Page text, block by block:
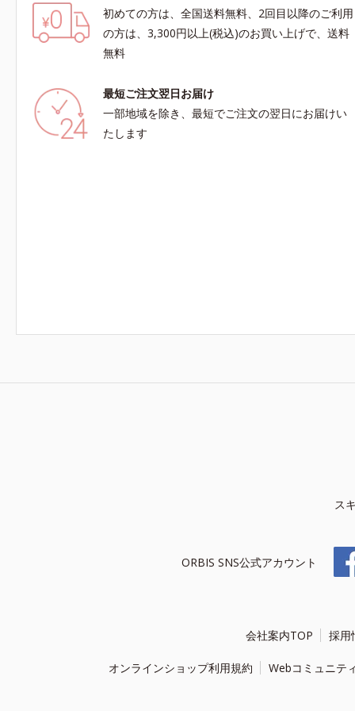
初めての方は、全国送料無料、2回目以降のご利用
の方は、3,300円以上(税込)のお買い上げで、送料
無料
最短ご注文翌日お届け
一部地域を除き、最短でご注文の翌日にお届けい
たします
ス
ORBIS SNS公式アカウント
会社案内TOP 採用
オンラインショップ利用規約 Webコミュニテ